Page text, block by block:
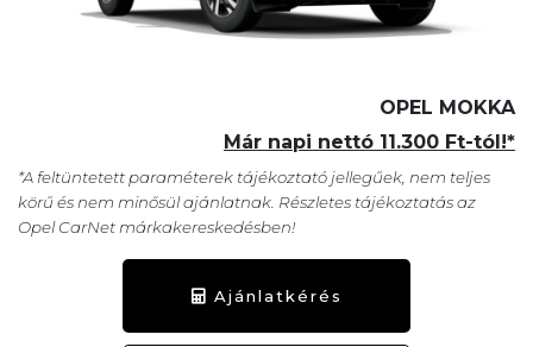
OPEL MOKKA
Már napi nettó 11.300 Ft-tól!*
*A feltüntetett paraméterek tájékoztató jellegűek, nem teljes
körű és nem minősül ajánlatnak. Részletes tájékoztatás az
Opel CarNet márkakereskedésben!
Ajánlatkérés